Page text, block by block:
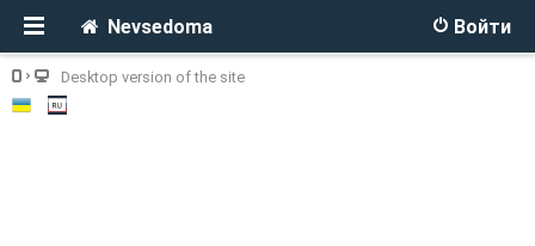
Войти
Nevsedoma
Desktop version of the site